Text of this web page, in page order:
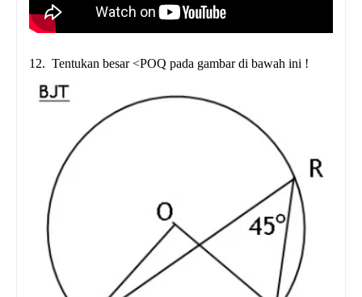
12. Tentukan besar <POQ pada gambar di bawah ini !